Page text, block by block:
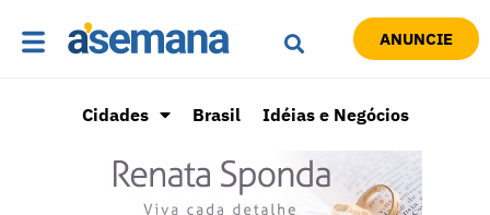
ANUNCIE
Cidades Brasil Idéias e Negócios